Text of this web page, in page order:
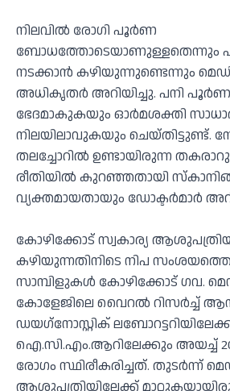
നിലവില്‍ രോഗി പൂര്‍ണ
ബോധത്തോടെയാണുള്ളതെന്നും
നടക്കാന്‍ കഴിയുന്നുണ്ടെന്നും
അധികൃതര്‍ അറിയിച്ചു. പനി
ഭേദമാകുകയും ഓര്‍മശക്തി
നിലയിലാവുകയും ചെയ്തിട്ടുണ്ട്.
തലച്ചോറില്‍ ഉണ്ടായിരുന്ന
രീതിയില്‍ കുറഞ്ഞതായി
വ്യക്തമായതായും ഡോക്ടര്‍മാര്‍
കോഴിക്കോട് സ്വകാര്യ
കഴിയുന്നതിനിടെ നിപ
സാമ്പിളുകള്‍ കോഴിക്കോട് ഗവ.
കോളേജിലെ വൈറല്‍ റിസര്‍ച്ച്
ഡയഗ്‌നോസ്റ്റിക്
ഐ.സി.എം.ആറിലേക്കും അയച്ച്
രോഗം സ്ഥിരീകരിച്ചത്. തുടര്‍ന്ന്
ആശുപത്രിയിലേക്ക്